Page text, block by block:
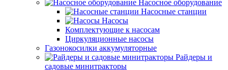
Насосное оборудование
Насосные станции
Насосы
Комплектующие к насосам
Циркуляционные насосы
Газонокосилки аккумуляторные
Райдеры и
садовые минитракторы